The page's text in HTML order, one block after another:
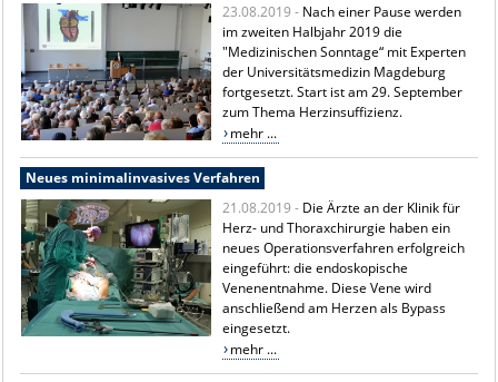
23.08.2019 - Nach einer Pause werden
im zweiten Halbjahr 2019 die
"Medizinischen Sonntage“ mit Experten
der Universitätsmedizin Magdeburg
fortgesetzt. Start ist am 29. September
zum Thema Herzinsuffizienz.
mehr ...
Neues minimalinvasives Verfahren
21.08.2019 - Die Ärzte an der Klinik für
Herz- und Thoraxchirurgie haben ein
neues Operationsverfahren erfolgreich
eingeführt: die endoskopische
Venenentnahme. Diese Vene wird
anschließend am Herzen als Bypass
eingesetzt.
mehr ...